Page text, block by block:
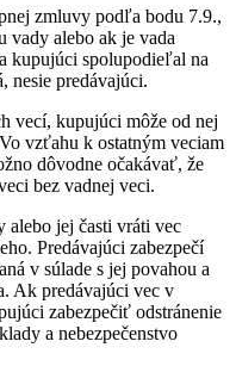
zmluvy podľa bodu 7.9.,
vady alebo ak je vada
kupujúci spolupodieľal na
nesie predávajúci.
vecí, kupujúci môže od nej
vzťahu k ostatným veciam
dôvodne očakávať, že
bez vadnej veci.
alebo jej časti vráti vec
Predávajúci zabezpečí
v súlade s jej povahou a
Ak predávajúci vec v
zabezpečiť odstránenie
a nebezpečenstvo